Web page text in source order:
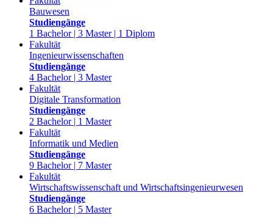
Bauwesen
Studiengänge
1 Bachelor | 3 Master | 1 Diplom
Fakultät
Ingenieurwissenschaften
Studiengänge
4 Bachelor | 3 Master
Fakultät
Digitale Transformation
Studiengänge
2 Bachelor | 1 Master
Fakultät
Informatik und Medien
Studiengänge
9 Bachelor | 7 Master
Fakultät
Wirtschaftswissenschaft und Wirtschaftsingenieurwesen
Studiengänge
6 Bachelor | 5 Master